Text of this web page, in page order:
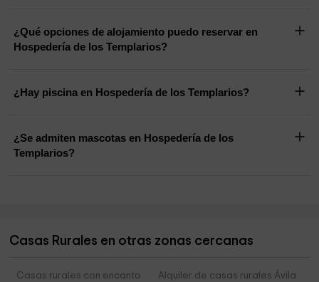
¿Qué opciones de alojamiento puedo reservar en
Hospedería de los Templarios?
¿Hay piscina en Hospedería de los Templarios?
¿Se admiten mascotas en Hospedería de los
Templarios?
Casas Rurales en otras zonas cercanas
Casas rurales con encanto
Alquiler de casas rurales Ávila